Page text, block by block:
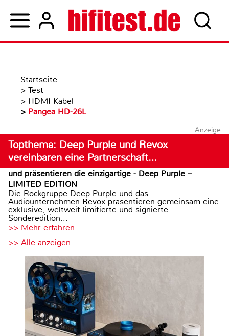
Startseite
> Test
> HDMI Kabel
> Pangea HD-26L
Anzeige
Topthema: Deep Purple und Revox
vereinbaren eine Partnerschaft…
und präsentieren die einzigartige - Deep Purple –
LIMITED EDITION
Die Rockgruppe Deep Purple und das
Audiounternehmen Revox präsentieren gemeinsam eine
exklusive, weltweit limitierte und signierte
Sonderedition...
>> Mehr erfahren
>> Alle anzeigen